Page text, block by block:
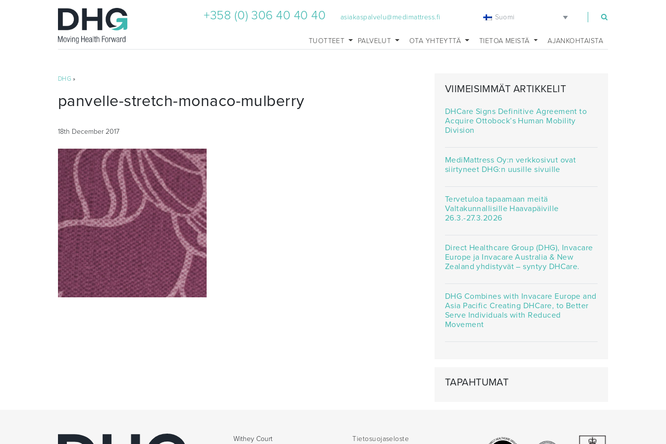
+358 (0) 306 40 40 40 asiakaspalvelu@medimattress.fi Suomi
TUOTTEET PALVELUT OTA YHTEYTTÄ TIETOA MEISTÄ AJANKOHTAISTA
DHG »
panvelle-stretch-monaco-mulberry
18th December 2017
VIIMEISIMMÄT ARTIKKELIT
DHCare Signs Definitive Agreement to
Acquire Ottobock’s Human Mobility
Division
MediMattress Oy:n verkkosivut ovat
siirtyneet DHG:n uusille sivuille
Tervetuloa tapaamaan meitä
Valtakunnallisille Haavapäiville
26.3.-27.3.2026
Direct Healthcare Group (DHG), Invacare
Europe ja Invacare Australia & New
Zealand yhdistyvät – syntyy DHCare.
DHG Combines with Invacare Europe and
Asia Pacific Creating DHCare, to Better
Serve Individuals with Reduced
Movement
TAPAHTUMAT
Withey Court Tietosuojaseloste